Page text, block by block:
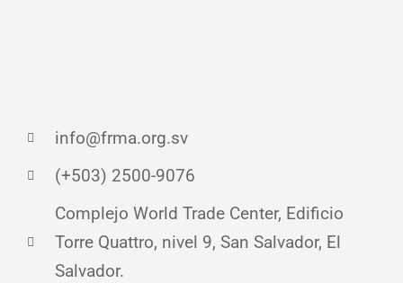
info@frma.org.sv
(+503) 2500-9076
Complejo World Trade Center, Edificio
Torre Quattro, nivel 9, San Salvador, El
Salvador.